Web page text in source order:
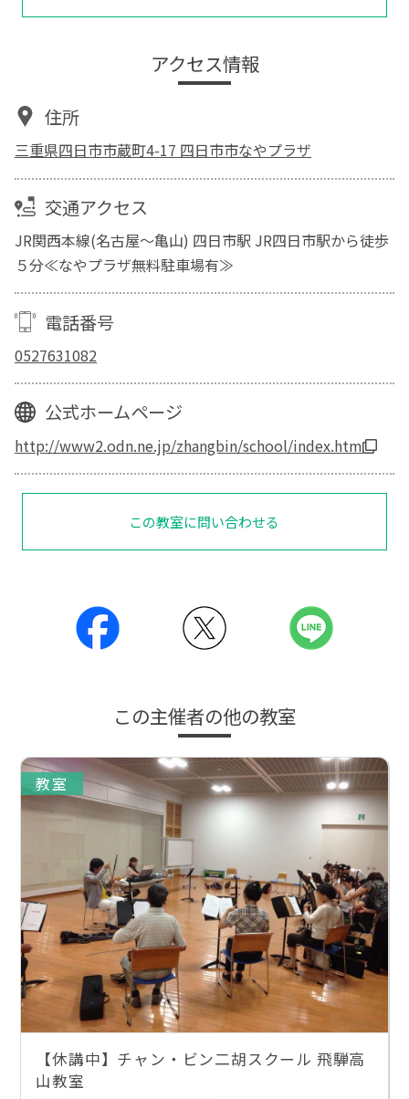
アクセス情報
住所
三重県四日市市蔵町4-17 四日市市なやプラザ
交通アクセス
JR関西本線(名古屋～亀山) 四日市駅 JR四日市駅から徒歩
５分≪なやプラザ無料駐車場有≫
電話番号
0527631082
公式ホームページ
http://www2.odn.ne.jp/zhangbin/school/index.htm
この教室に問い合わせる
この主催者の他の教室
教室
【休講中】チャン・ビン二胡スクール 飛騨高
山教室